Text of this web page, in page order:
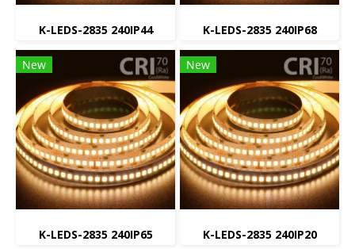
K-LEDS-2835 240IP44 K-LEDS-2835 240IP68
New
K-LEDS-2835 240IP65
New
K-LEDS-2835 240IP20